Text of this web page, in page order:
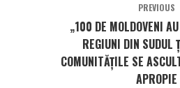
PREVIOUS
„100 DE MOLDOVENI
REGIUNI DIN SUDUL
COMUNITĂȚILE SE
APROPIE